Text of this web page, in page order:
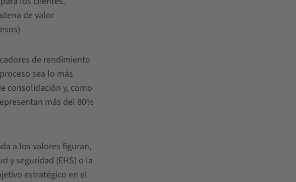
de valor
de rendimiento
sea lo más
consolidación y, como
más del 80%
a los valores figuran,
y seguridad (EHS) o la
estratégico en el